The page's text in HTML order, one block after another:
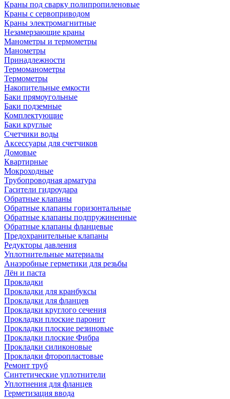
Краны под сварку полипропиленовые
Краны с сервоприводом
Краны электромагнитные
Незамерзающие краны
Манометры и термометры
Манометры
Принадлежности
Термоманометры
Термометры
Накопительные емкости
Баки прямоугольные
Баки подземные
Комплектующие
Баки круглые
Счетчики воды
Аксессуары для счетчиков
Домовые
Квартирные
Мокроходные
Трубопроводная арматура
Гасители гидроудара
Обратные клапаны
Обратные клапаны горизонтальные
Обратные клапаны подпружиненные
Обратные клапаны фланцевые
Предохранительные клапаны
Редукторы давления
Уплотнительные материалы
Анаэробные герметики для резьбы
Лён и паста
Прокладки
Прокладки для кранбуксы
Прокладки для фланцев
Прокладки круглого сечения
Прокладки плоские паронит
Прокладки плоские резиновые
Прокладки плоские Фибра
Прокладки силиконовые
Прокладки фторопластовые
Ремонт труб
Синтетические уплотнители
Уплотнения для фланцев
Герметизация ввода